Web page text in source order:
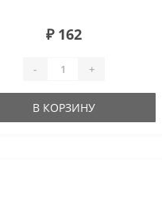
₽ 162
- +
В КОРЗИНУ